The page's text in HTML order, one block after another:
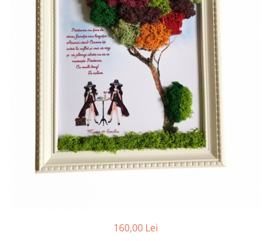
Tablou licheni pentru Barbati
Tablouri 40/30
Tablouri cu licheni pe canvas
Tablouri cu licheni pentru Nasi si
Tablouri fluturi
160,00 Lei